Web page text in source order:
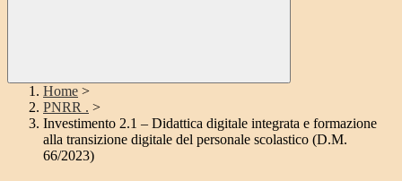
Home >
PNRR . >
Investimento 2.1 – Didattica digitale integrata e formazione
alla transizione digitale del personale scolastico (D.M.
66/2023)